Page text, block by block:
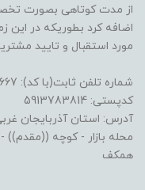
از مدت کوتاهی بصورت
اضافه کرد بطوریکه در این
مورد استقبال و تایید
شماره تلفن ثابت(با کد): 04442220667
کدپستی: 5913783814
آدرس: استان آذربایجان
همکف